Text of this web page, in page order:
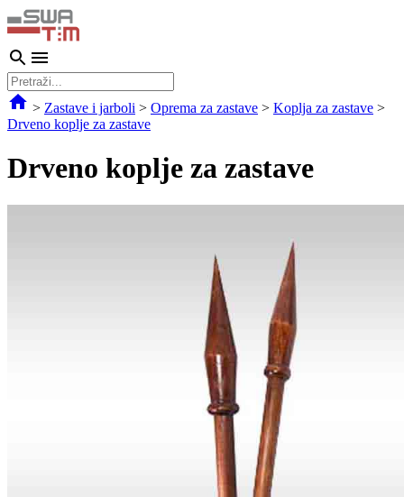
> Zastave i jarboli > Oprema za zastave > Koplja za zastave >
Drveno koplje za zastave
Drveno koplje za zastave